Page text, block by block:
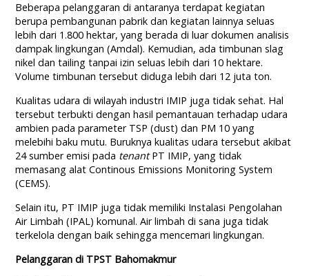
Beberapa pelanggaran di antaranya terdapat kegiatan
berupa pembangunan pabrik dan kegiatan lainnya seluas
lebih dari 1.800 hektar, yang berada di luar dokumen analisis
dampak lingkungan (Amdal). Kemudian, ada timbunan slag
nikel dan tailing tanpai izin seluas lebih dari 10 hektare.
Volume timbunan tersebut diduga lebih dari 12 juta ton.
Kualitas udara di wilayah industri IMIP juga tidak sehat. Hal
tersebut terbukti dengan hasil pemantauan terhadap udara
ambien pada parameter TSP (dust) dan PM 10 yang
melebihi baku mutu. Buruknya kualitas udara tersebut akibat
24 sumber emisi pada tenantPT IMIP, yang tidak
memasang alat Continous Emissions Monitoring System
(CEMS).
Selain itu, PT IMIP juga tidak memiliki Instalasi Pengolahan
Air Limbah (IPAL) komunal. Air limbah di sana juga tidak
terkelola dengan baik sehingga mencemari lingkungan.
Pelanggaran di TPST Bahomakmur